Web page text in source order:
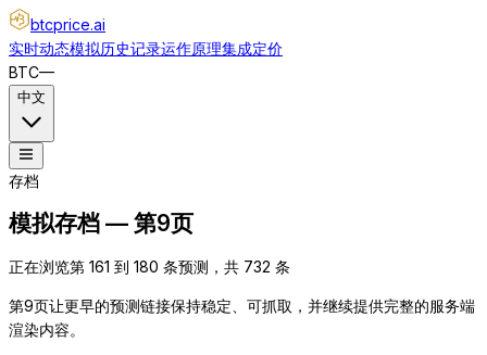
btcprice.ai
实时动态模拟历史记录运作原理集成定价
BTC—
中文
存档
模拟存档 — 第9页
正在浏览第 161 到 180 条预测，共 732 条
第9页让更早的预测链接保持稳定、可抓取，并继续提供完整的服务端
渲染内容。